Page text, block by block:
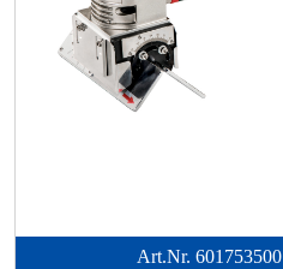
Art.Nr. 601753500